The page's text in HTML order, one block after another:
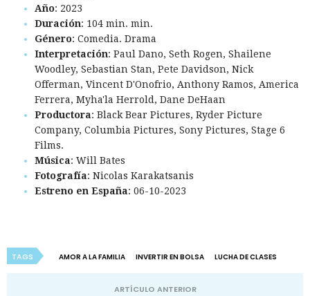
Año: 2023
Duración: 104 min. min.
Género: Comedia. Drama
Interpretación: Paul Dano, Seth Rogen, Shailene
Woodley, Sebastian Stan, Pete Davidson, Nick
Offerman, Vincent D'Onofrio, Anthony Ramos, America
Ferrera, Myha'la Herrold, Dane DeHaan
Productora: Black Bear Pictures, Ryder Picture
Company, Columbia Pictures, Sony Pictures, Stage 6
Films.
Música: Will Bates
Fotografía: Nicolas Karakatsanis
Estreno en España: 06-10-2023
TAGS AMOR A LA FAMILIA INVERTIR EN BOLSA LUCHA DE CLASES
ARTÍCULO ANTERIOR